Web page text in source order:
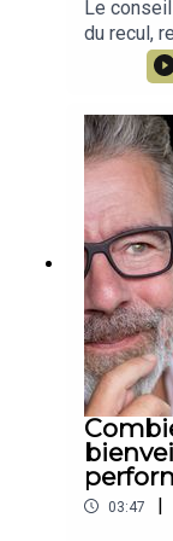
Le conseil
du recul,
concret,
la chaîne
et il n'y a
https://
contenus,
03:47 |